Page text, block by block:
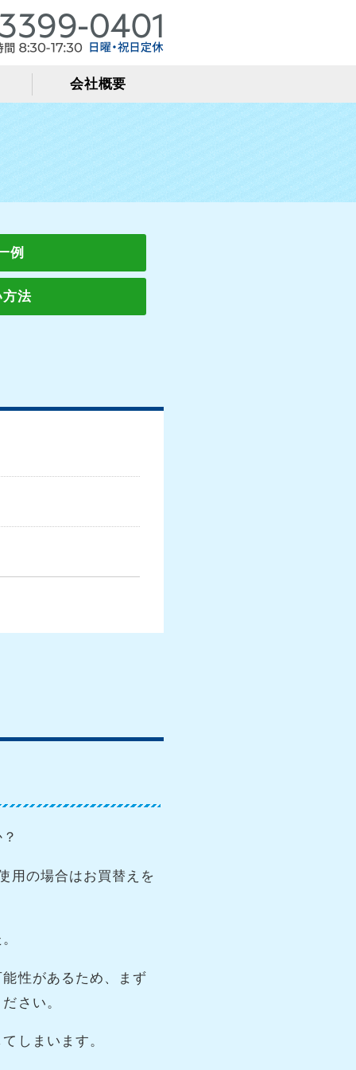
テナンス株式会社サービス代行
会社概要
例
法
用の場合はお買替えを
性があるため、まず
さい。
しまいます。